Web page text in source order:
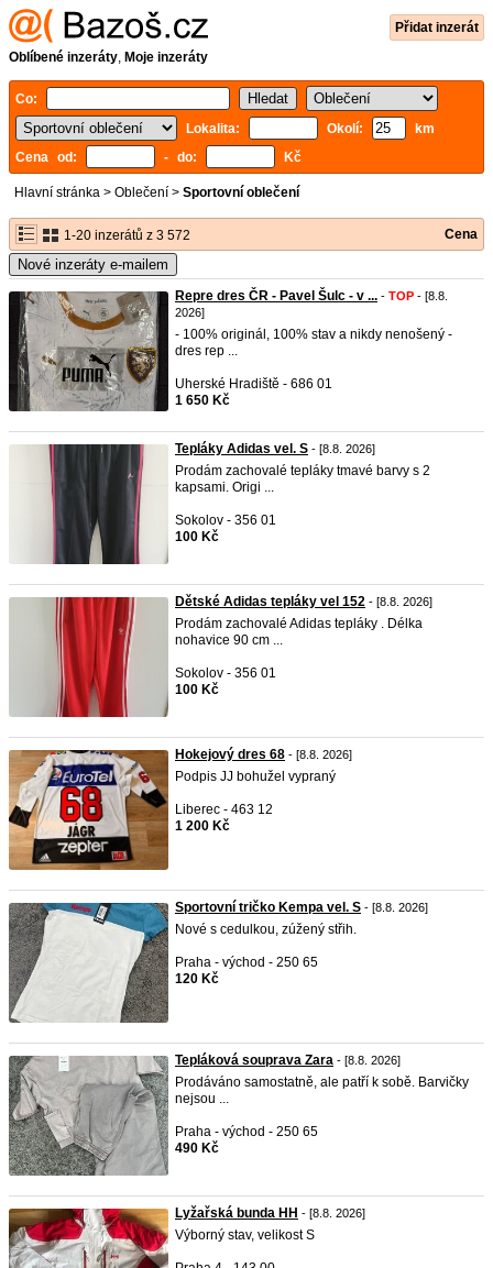
Přidat inzerát
Oblíbené inzeráty, Moje inzeráty
Co:
Lokalita:
Okolí:
km
Cena od:
- do: Kč
Hlavní stránka > Oblečení > Sportovní oblečení
1-20 inzerátů z 3 572 Cena
Nové inzeráty e-mailem
Repre dres ČR - Pavel Šulc - v ... - TOP - [8.8.
2026]
- 100% originál, 100% stav a nikdy nenošený -
dres rep ...
Uherské Hradiště - 686 01
1 650 Kč
Tepláky Adidas vel. S - [8.8. 2026]
Prodám zachovalé tepláky tmavé barvy s 2
kapsami. Origi ...
Sokolov - 356 01
100 Kč
Dětské Adidas tepláky vel 152 - [8.8. 2026]
Prodám zachovalé Adidas tepláky . Délka
nohavice 90 cm ...
Sokolov - 356 01
100 Kč
Hokejový dres 68 - [8.8. 2026]
Podpis JJ bohužel vypraný
Liberec - 463 12
1 200 Kč
Sportovní tričko Kempa vel. S - [8.8. 2026]
Nové s cedulkou, zúžený střih.
Praha - východ - 250 65
120 Kč
Tepláková souprava Zara - [8.8. 2026]
Prodáváno samostatně, ale patří k sobě. Barvičky
nejsou ...
Praha - východ - 250 65
490 Kč
Lyžařská bunda HH - [8.8. 2026]
Výborný stav, velikost S